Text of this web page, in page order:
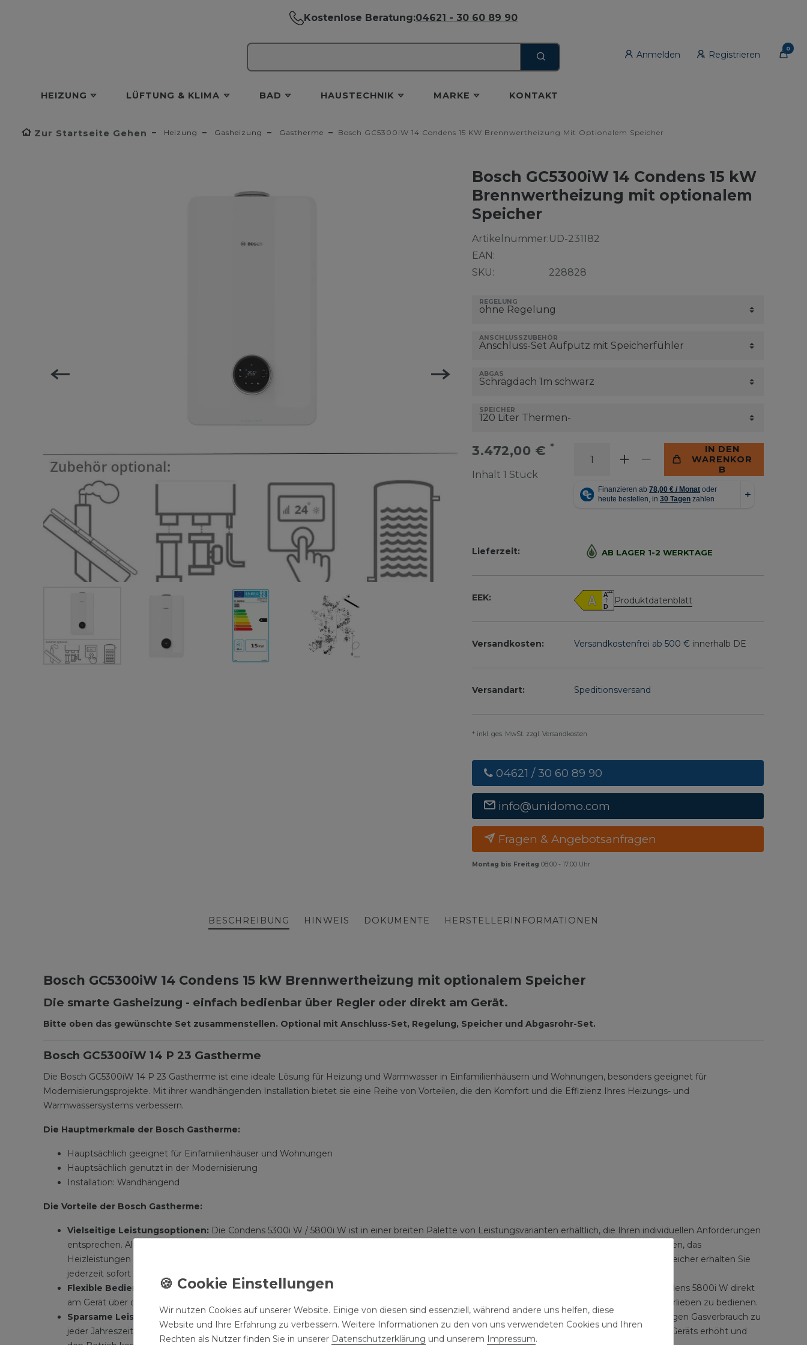
Kostenlose Beratung:04621 - 30 60 89 90
Anmelden Registrieren
0
HEIZUNG LÜFTUNG & KLIMA BAD HAUSTECHNIK MARKE KONTAKT
Zur Startseite Gehen Heizung Gasheizung Gastherme Bosch GC5300iW 14 Condens 15 KW Brennwertheizung Mit Optionalem Speicher
Bosch GC5300iW 14 Condens 15 kW
Brennwertheizung mit optionalem
Speicher
Artikelnummer:
EAN:
SKU:
UD-231182
228828
REGELUNG
ANSCHLUSSZUBEHÖR
ABGAS
SPEICHER
3.472,00 € *
Inhalt 1 Stück
IN DEN
WARENKOR
B
Lieferzeit: AB LAGER 1-2 WERKTAGE
EEK: Produktdatenblatt
Versandkosten: Versandkostenfrei ab 500 € innerhalb DE
Versandart: Speditionsversand
* inkl. ges. MwSt. zzgl. Versandkosten
04621 / 30 60 89 90
info@unidomo.com
Fragen & Angebotsanfragen
Montag bis Freitag 08:00 - 17:00 Uhr
BESCHREIBUNG HINWEIS DOKUMENTE HERSTELLERINFORMATIONEN
Bosch GC5300iW 14 Condens 15 kW Brennwertheizung mit optionalem Speicher
Die smarte Gasheizung - einfach bedienbar über Regler oder direkt am Gerät.
Bitte oben das gewünschte Set zusammenstellen. Optional mit Anschluss-Set, Regelung, Speicher und Abgasrohr-Set.
Bosch GC5300iW 14 P 23 Gastherme
Die Bosch GC5300iW 14 P 23 Gastherme ist eine ideale Lösung für Heizung und Warmwasser in Einfamilienhäusern und Wohnungen, besonders geeignet für
Modernisierungsprojekte. Mit ihrer wandhängenden Installation bietet sie eine Reihe von Vorteilen, die den Komfort und die Effizienz Ihres Heizungs- und
Warmwassersystems verbessern.
Die Hauptmerkmale der Bosch Gastherme:
Hauptsächlich geeignet für Einfamilienhäuser und Wohnungen
Hauptsächlich genutzt in der Modernisierung
Installation: Wandhängend
Die Vorteile der Bosch Gastherme:
Vielseitige Leistungsoptionen: Die Condens 5300i W / 5800i W ist in einer breiten Palette von Leistungsvarianten erhältlich, die Ihren individuellen Anforderungen
entsprechen. Als reines Heizgerät bietet sie Heizleistungen bis zu 24 kW. Alternativ können Sie sich für das platzsparende Kombigerät entscheiden, das
Heizleistungen bis zu 20 kW und Warmwasserleistungen bis zu 30 kW bietet. Durch die integrierte Warmwasserbereitung ohne Warmwasserspeicher erhalten Sie
jederzeit sofort warmes Wasser mit konstanter Temperatur.
Flexible Bedienungsmöglichkeiten: Die Condens 5300i W kann bequem im Wohnraum über einen Regler bedient werden, während die Condens 5800i W direkt
am Gerät über das Farb-Touch-Display gesteuert werden kann. Diese Flexibilität ermöglicht es Ihnen, Ihr Heizsystem nach Ihren persönlichen Vorlieben zu bedienen.
Sparsame Leistung:
Das Gerät passt seine Leistung automatisch an den jeweiligen Bedarf im Bereich von 12 bis 100 % an, was zu einem niedrigen Gasverbrauch zu
jeder Jahreszeit führt. Darüber hinaus sind aufgrund dieser intelligenten Regelung seltener Brennerstarts erforderlich, was die Lebensdauer des Geräts erhöht und
Wir nutzen Cookies auf unserer Website. Einige von diesen sind essenziell, während andere uns helfen, diese
Website und Ihre Erfahrung zu verbessern. Weitere Informationen zu den von uns verwendeten Cookies und Ihren
Rechten als Nutzer finden Sie in unserer Daten­schutz­erklärung und unserem Impressum.